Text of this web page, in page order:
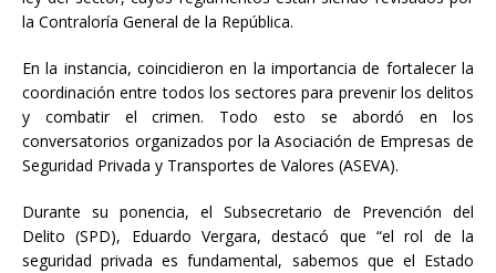
la Contraloría General de la República.
En la instancia, coincidieron en la importancia de fortalecer la
coordinación entre todos los sectores para prevenir los delitos
y combatir el crimen. Todo esto se abordó en los
conversatorios organizados por la Asociación de Empresas de
Seguridad Privada y Transportes de Valores (ASEVA).
Durante su ponencia, el Subsecretario de Prevención del
Delito (SPD), Eduardo Vergara, destacó que “el rol de la
seguridad privada es fundamental, sabemos que el Estado